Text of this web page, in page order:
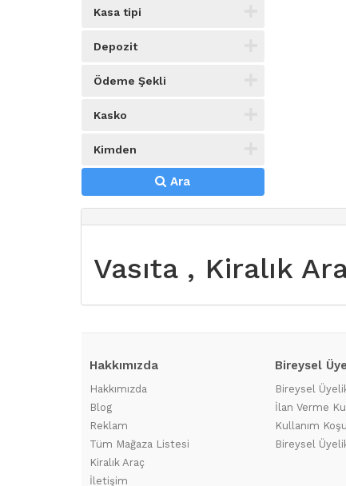
Kasa tipi
Depozit
Ödeme Şekli
Kasko
Kimden
Ara
Vasıta , Kiralık
Hakkımızda
Hakkımızda
Blog
Reklam
Tüm Mağaza Listesi
Kiralık Araç
İletişim
Bireysel
Bireysel
İlan Verme
Kullanım
Bireysel